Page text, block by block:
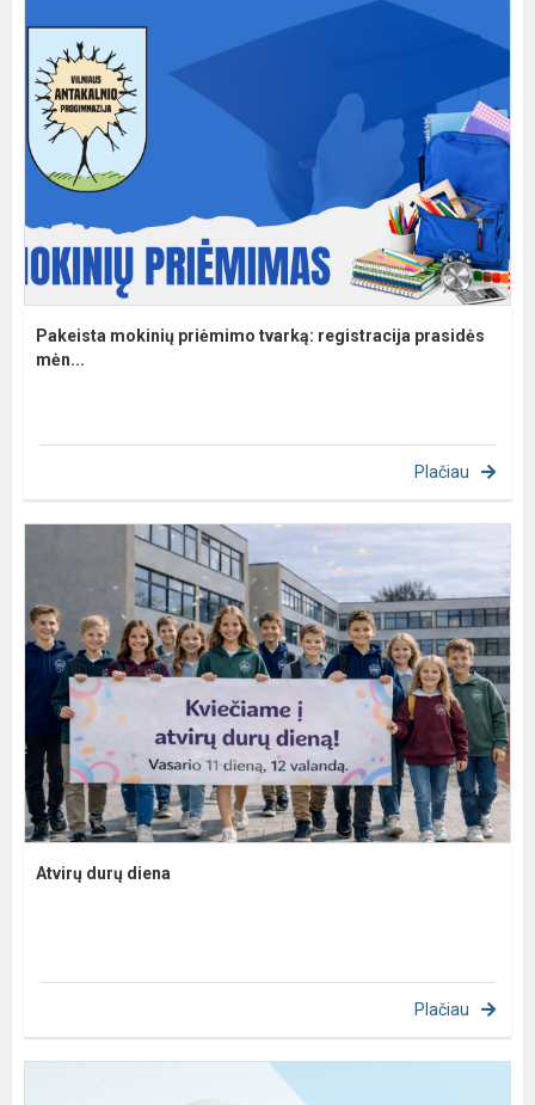
Pakeista mokinių priėmimo tvarką: registracija prasidės
mėn...
Plačiau
Atvirų durų diena
Plačiau